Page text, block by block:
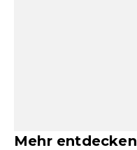
Mehr entdecken